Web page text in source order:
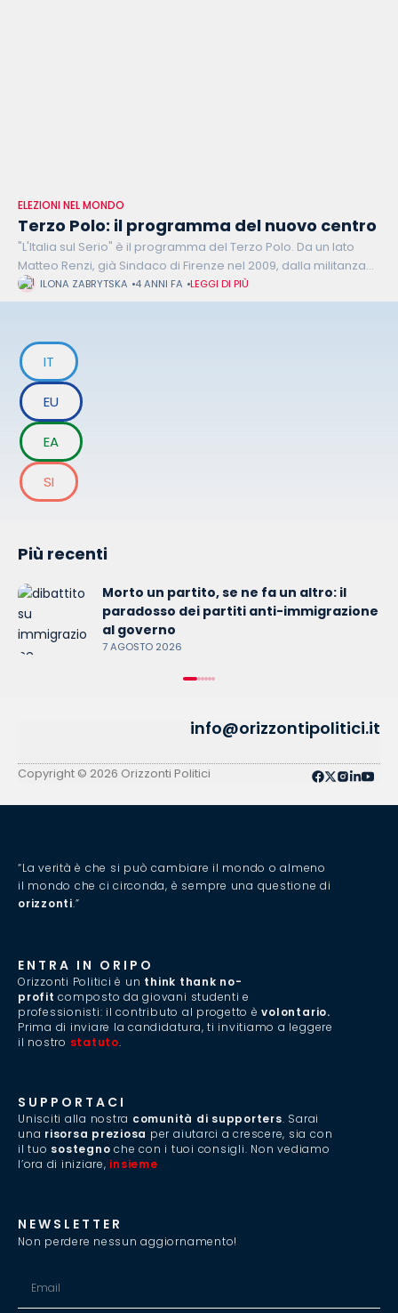
ELEZIONI NEL MONDO
Terzo Polo: il programma del nuovo centro
"L'Italia sul Serio" è il programma del Terzo Polo. Da un lato
Matteo Renzi, già Sindaco di Firenze nel 2009, dalla militanza
nel PD come Segretario di partito alla presidenza
ILONA ZABRYTSKA 4 ANNI FA LEGGI DI PIÙ
IT
EU
EA
SI
Più recenti
Morto un partito, se ne fa un altro: il
paradosso dei partiti anti-immigrazione
al governo
7 AGOSTO 2026
info@orizzontipolitici.it
Copyright © 2026 Orizzonti Politici
“La verità è che si può cambiare il mondo o almeno
il mondo che ci circonda, è sempre una questione di
orizzonti.”
ENTRA IN ORIPO
Orizzonti Politici è un think thank no-
profit composto da giovani studenti e
professionisti: il contributo al progetto èvolontario.
Prima di inviare la candidatura, ti invitiamo a leggere
il nostro statuto.
SUPPORTACI
Unisciti alla nostra comunità di supporters. Sarai
una risorsa preziosa per aiutarci a crescere, sia con
il tuo sostegno che con i tuoi consigli. Non vediamo
l’ora di iniziare, insieme
NEWSLETTER
Non perdere nessun aggiornamento!